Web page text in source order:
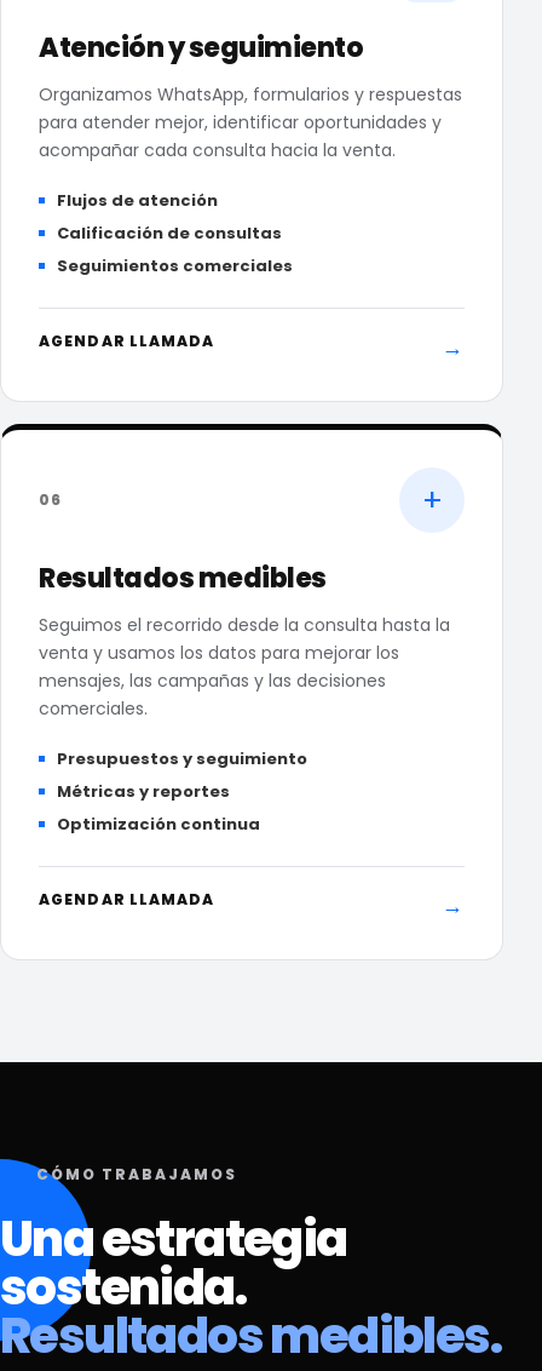
Atención y seguimiento
Organizamos WhatsApp, formularios y respuestas
para atender mejor, identificar oportunidades y
acompañar cada consulta hacia la venta.
Flujos de atención
Calificación de consultas
Seguimientos comerciales
AGENDAR LLAMADA →
06 +
Resultados medibles
Seguimos el recorrido desde la consulta hasta la
venta y usamos los datos para mejorar los
mensajes, las campañas y las decisiones
comerciales.
Presupuestos y seguimiento
Métricas y reportes
Optimización continua
AGENDAR LLAMADA →
CÓMO TRABAJAMOS
Una estrategia
sostenida.
Resultados medibles.